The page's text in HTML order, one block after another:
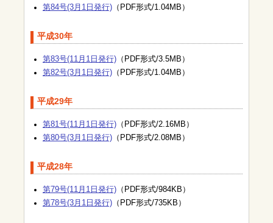
第84号(3月1日発行) （PDF形式/1.04MB）
平成30年
第83号(11月1日発行) （PDF形式/3.5MB）
第82号(3月1日発行) （PDF形式/1.04MB）
平成29年
第81号(11月1日発行) （PDF形式/2.16MB）
第80号(3月1日発行) （PDF形式/2.08MB）
平成28年
第79号(11月1日発行) （PDF形式/984KB）
第78号(3月1日発行) （PDF形式/735KB）